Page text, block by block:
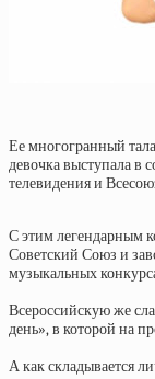
Ее многогранный
девочка выступала в
телевидения и
С этим легендарным
Советский Союз и
музыкальных
Всероссийскую же
день», в которой на
А как складывается